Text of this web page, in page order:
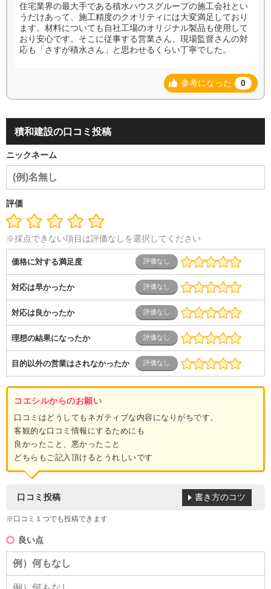
住宅業界の最大手である積水ハウスグループの施工会社とい
うだけあって、施工精度のクオリティには大変満足しており
ます。材料についても自社工場のオリジナル製品も使用して
おり安心です。そこに従事する営業さん、現場監督さんの対
応も「さすが積水さん」と思わせるくらい丁寧でした。
参考になった 0
積和建設の口コミ投稿
ニックネーム
評価
※採点できない項目は評価なしを選択してください
価格に対する満足度
対応は早かったか
対応は良かったか
理想の結果になったか
目的以外の営業はされなかったか
コエシルからのお願い
口コミはどうしてもネガティブな内容になりがちです。
客観的な口コミ情報にするためにも
良かったこと、悪かったこと
どちらもご記入頂けるとうれしいです
口コミ投稿
※口コミ１つでも投稿できます
書き方のコツ
良い点